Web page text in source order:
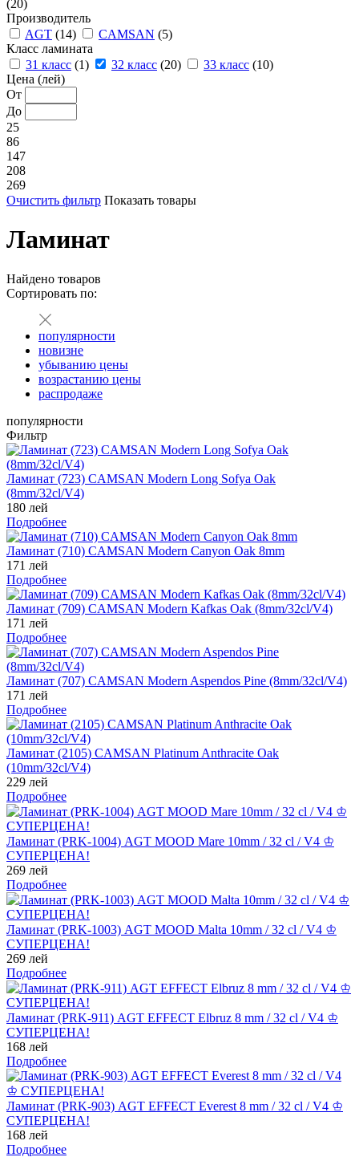
(20)
Производитель
AGT (14) CAMSAN (5)
Класс ламината
31 класс (1) 32 класс (20) 33 класс (10)
Цена (лей)
От
До
25
86
147
208
269
Очистить фильтр Показать товары
Ламинат
Найдено товаров
Сортировать по:
популярности
новизне
убыванию цены
возрастанию цены
распродаже
популярности
Фильтр
Ламинат (723) CAMSAN Modern Long Sofya Oak
(8mm/32cl/V4)
180 лей
Подробнее
Ламинат (710) CAMSAN Modern Canyon Oak 8mm
171 лей
Подробнее
Ламинат (709) CAMSAN Modern Kafkas Oak (8mm/32cl/V4)
171 лей
Подробнее
Ламинат (707) CAMSAN Modern Aspendos Pine (8mm/32cl/V4)
171 лей
Подробнее
Ламинат (2105) CAMSAN Platinum Anthracite Oak
(10mm/32cl/V4)
229 лей
Подробнее
Ламинат (PRK-1004) AGT MOOD Mare 10mm / 32 cl / V4 ♔
СУПЕРЦЕНА!
269 лей
Подробнее
Ламинат (PRK-1003) AGT MOOD Malta 10mm / 32 cl / V4 ♔
СУПЕРЦЕНА!
269 лей
Подробнее
Ламинат (PRK-911) AGT EFFECT Elbruz 8 mm / 32 cl / V4 ♔
СУПЕРЦЕНА!
168 лей
Подробнее
Ламинат (PRK-903) AGT EFFECT Everest 8 mm / 32 cl / V4 ♔
СУПЕРЦЕНА!
168 лей
Подробнее